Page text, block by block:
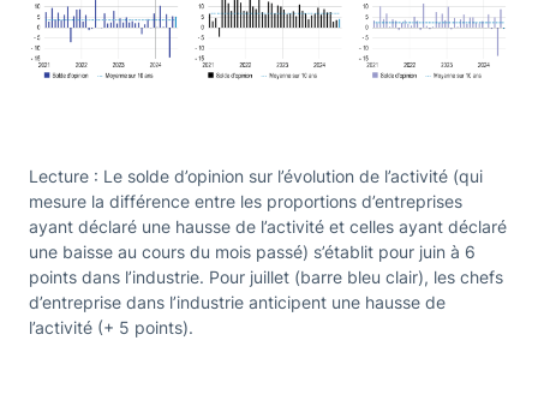
Lecture : Le solde d’opinion sur l’évolution de l’activité (qui
mesure la différence entre les proportions d’entreprises
ayant déclaré une hausse de l’activité et celles ayant déclaré
une baisse au cours du mois passé) s’établit pour juin à 6
points dans l’industrie. Pour juillet (barre bleu clair), les chefs
d’entreprise dans l’industrie anticipent une hausse de
l’activité (+ 5 points).